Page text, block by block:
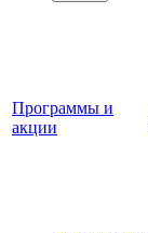
Программы и
акции